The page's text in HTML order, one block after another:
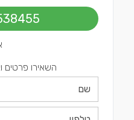
השאירו פרטים